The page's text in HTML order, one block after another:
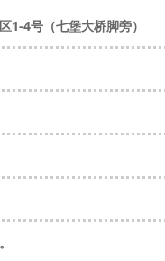
1-4号（七堡大桥脚旁）